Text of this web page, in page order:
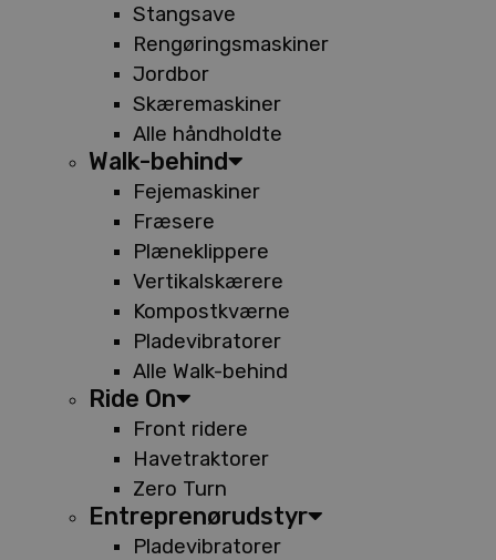
Stangsave
Rengøringsmaskiner
Jordbor
Skæremaskiner
Alle håndholdte
Walk-behind
Fejemaskiner
Fræsere
Plæneklippere
Vertikalskærere
Kompostkværne
Pladevibratorer
Alle Walk-behind
Ride On
Front ridere
Havetraktorer
Zero Turn
Entreprenørudstyr
Pladevibratorer